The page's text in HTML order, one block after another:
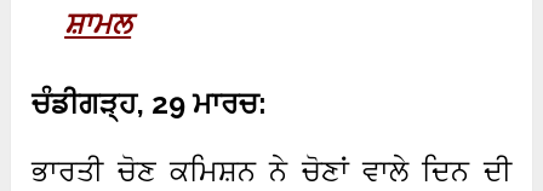
ਸ਼ਾਮਲ
ਚੰਡੀਗੜ੍ਹ, 29 ਮਾਰਚ:
ਭਾਰਤੀ ਚੋਣ ਕਮਿਸ਼ਨ ਨੇ ਚੋਣਾਂ ਵਾਲੇ ਦਿਨ ਦੀ